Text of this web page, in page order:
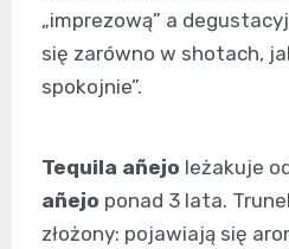
„imprezową” a
się zarówno w shotach,
spokojnie”.
Tequila añejo leżakuje
añejo ponad 3 lata.
złożony: pojawiają się